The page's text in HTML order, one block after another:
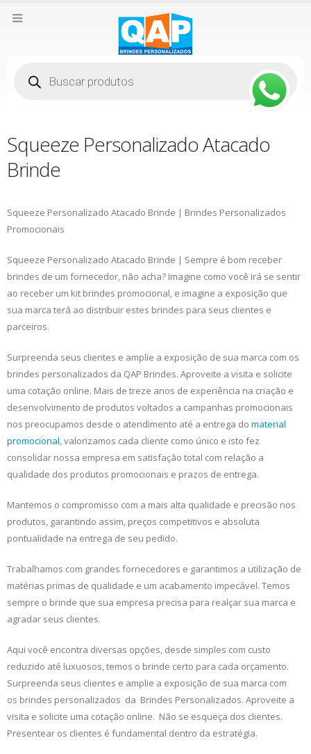
produtos
Squeeze Personalizado Atacado
Brinde
Squeeze Personalizado Atacado Brinde | Brindes Personalizados
Promocionais
Squeeze Personalizado Atacado Brinde | Sempre é bom receber
brindes de um fornecedor, não acha? Imagine como você irá se sentir
ao receber um kit brindes promocional, e imagine a exposição que
sua marca terá ao distribuir estes brindes para seus clientes e
parceiros.
Surpreenda seus clientes e amplie a exposição de sua marca com os
brindes personalizados da QAP Brindes. Aproveite a visita e solicite
uma cotação online. Mais de treze anos de experiência na criação e
desenvolvimento de produtos voltados a campanhas promocionais
nos preocupamos desde o atendimento até a entrega do material
promocional, valorizamos cada cliente como único e isto fez
consolidar nossa empresa em satisfação total com relação a
qualidade dos produtos promocionais e prazos de entrega.
Mantemos o compromisso com a mais alta qualidade e precisão nos
produtos, garantindo assim, preços competitivos e absoluta
pontualidade na entrega de seu pedido.
Trabalhamos com grandes fornecedores e garantimos a utilização de
matérias primas de qualidade e um acabamento impecável. Temos
sempre o brinde que sua empresa precisa para realçar sua marca e
agradar seus clientes.
Aqui você encontra diversas opções, desde simples com custo
reduzido até luxuosos, temos o brinde certo para cada orçamento.
Surpreenda seus clientes e amplie a exposição de sua marca com
os brindes personalizados da Brindes Personalizados. Aproveite a
visita e solicite uma cotação online. Não se esqueça dos clientes.
Presentear os clientes é fundamental dentro da estratégia.